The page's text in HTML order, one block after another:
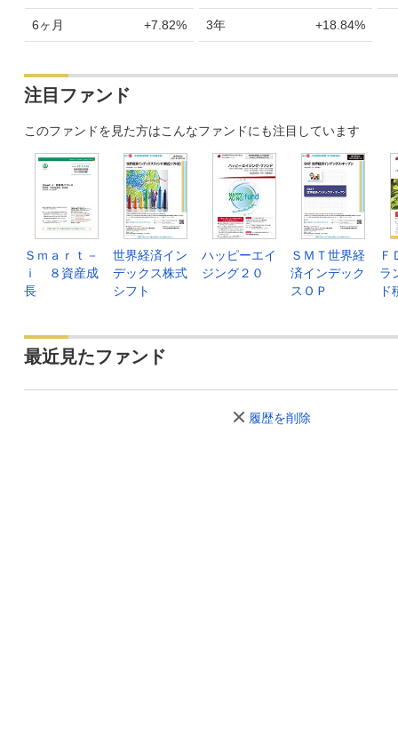
6ヶ月 +7.82% 3年 +18.84%
注目ファンド
このファンドを見た方はこんなファンドにも注目しています
Ｓｍａｒｔ－
ｉ ８資産成
長
世界経済イン
デックス株式
シフト
ハッピーエイ
ジング２０
ＳＭＴ世界経
済インデック
スＯＰ
Ｆ
ラ
ド
最近見たファンド
履歴を削除